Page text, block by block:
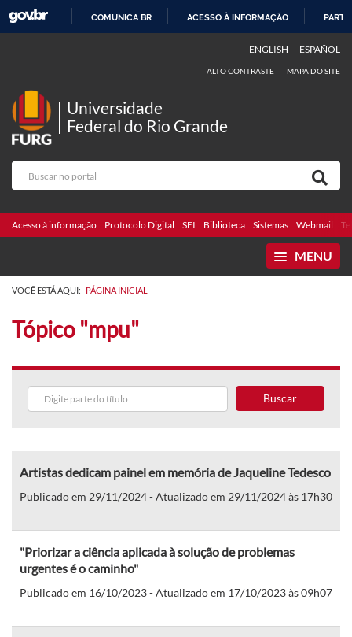
COMUNICA BR ACESSO À INFORMAÇÃO
ENGLISH ESPAÑOL
ALTO CONTRASTE MAPA DO SITE
Universidade
Federal do Rio Grande
Acesso à informação Protocolo Digital SEI Biblioteca Sistemas Webmail
MENU
VOCÊ ESTÁ AQUI: PÁGINA INICIAL
Tópico "mpu"
Buscar
Artistas dedicam painel em memória de Jaqueline Tedesco
Publicado em 29/11/2024 - Atualizado em 29/11/2024 às 17h30
"Priorizar a ciência aplicada à solução de problemas
urgentes é o caminho"
Publicado em 16/10/2023 - Atualizado em 17/10/2023 às 09h07